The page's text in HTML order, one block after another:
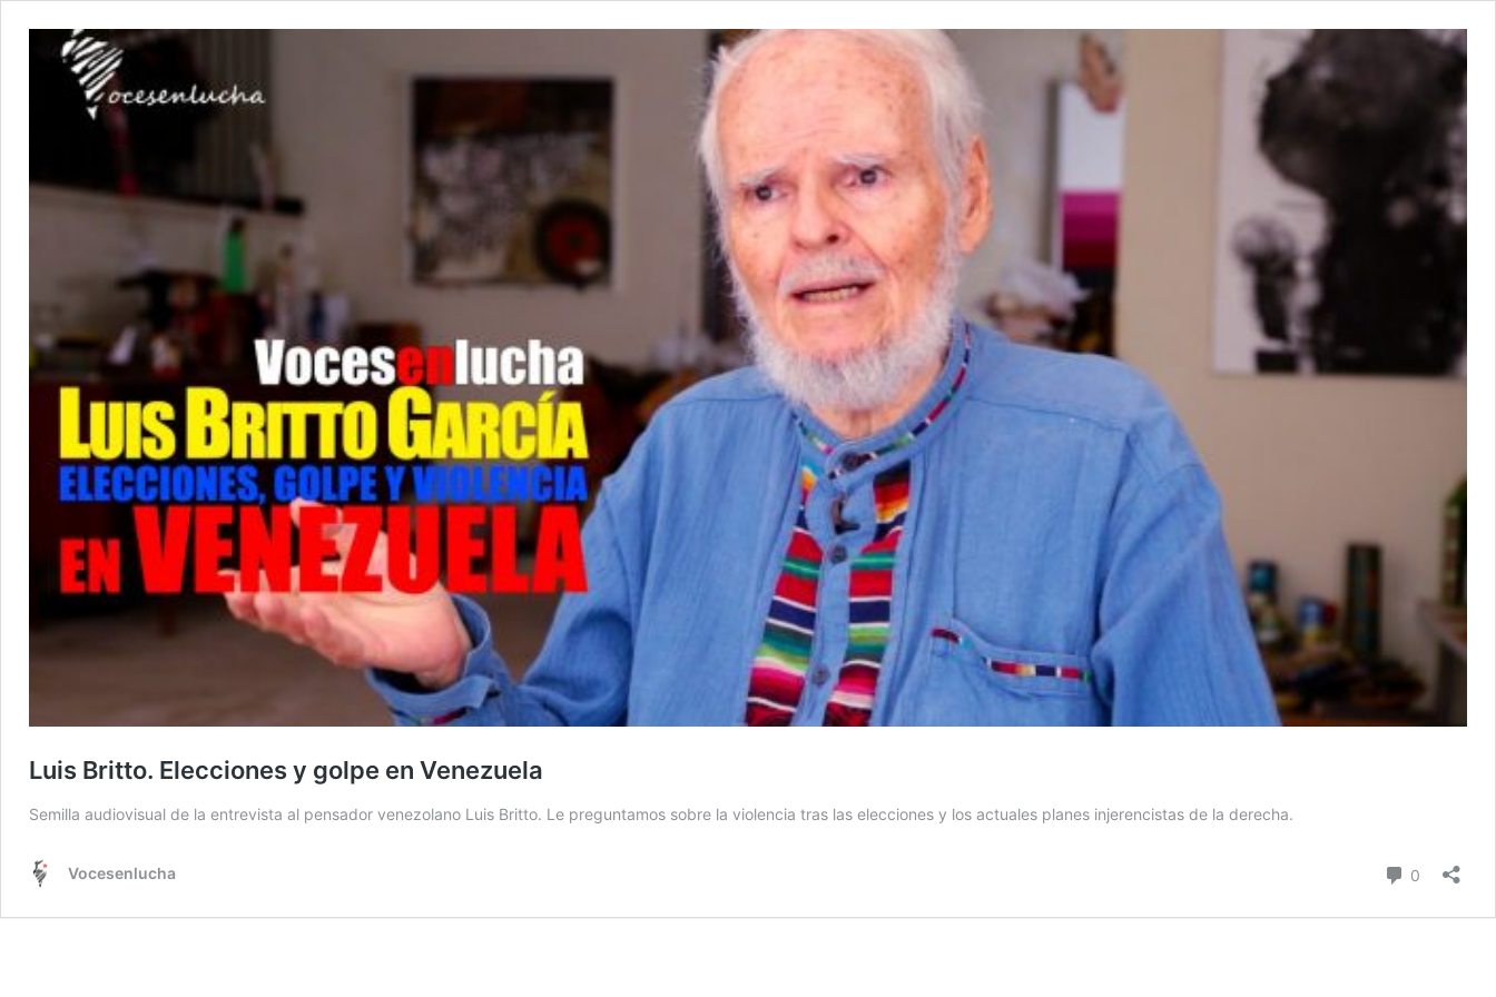
Luis Britto. Elecciones y golpe en Venezuela
Semilla audiovisual de la entrevista al pensador venezolano Luis Britto. Le preguntamos sobre la violencia tras las elecciones y los actuales planes injerencistas de la derecha.
Vocesenlucha 0